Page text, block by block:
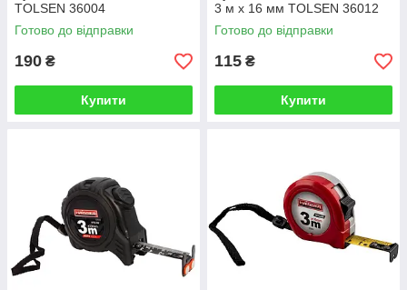
TOLSEN 36004
Готово до відправки
190 ₴
Купити
3 м х 16 мм TOLSEN 36012
Готово до відправки
115 ₴
Купити